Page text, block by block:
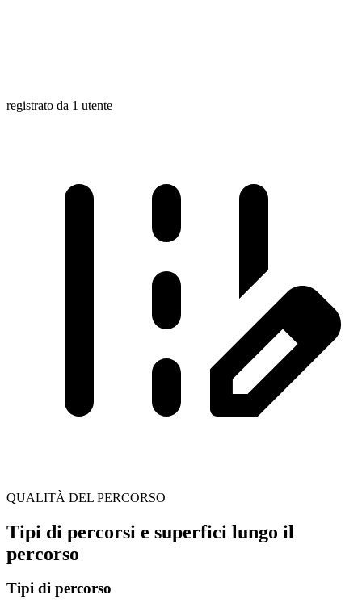
registrato da 1 utente
QUALITÀ DEL PERCORSO
Tipi di percorsi e superfici lungo il
percorso
Tipi di percorso